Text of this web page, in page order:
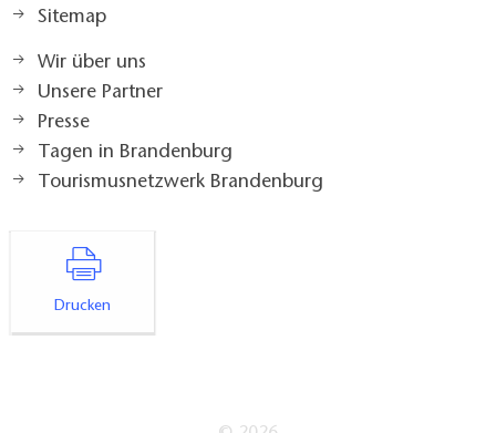
Sitemap
Wir über uns
Unsere Partner
Presse
Tagen in Brandenburg
Tourismusnetzwerk Brandenburg
Drucken